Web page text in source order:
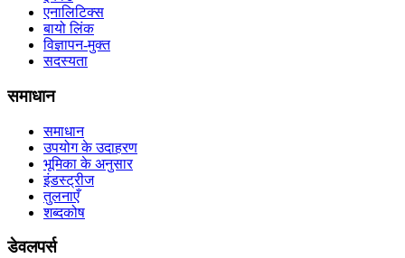
एनालिटिक्स
बायो लिंक
विज्ञापन-मुक्त
सदस्यता
समाधान
समाधान
उपयोग के उदाहरण
भूमिका के अनुसार
इंडस्ट्रीज
तुलनाएँ
शब्दकोष
डेवलपर्स